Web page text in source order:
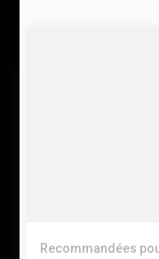
Recommandées